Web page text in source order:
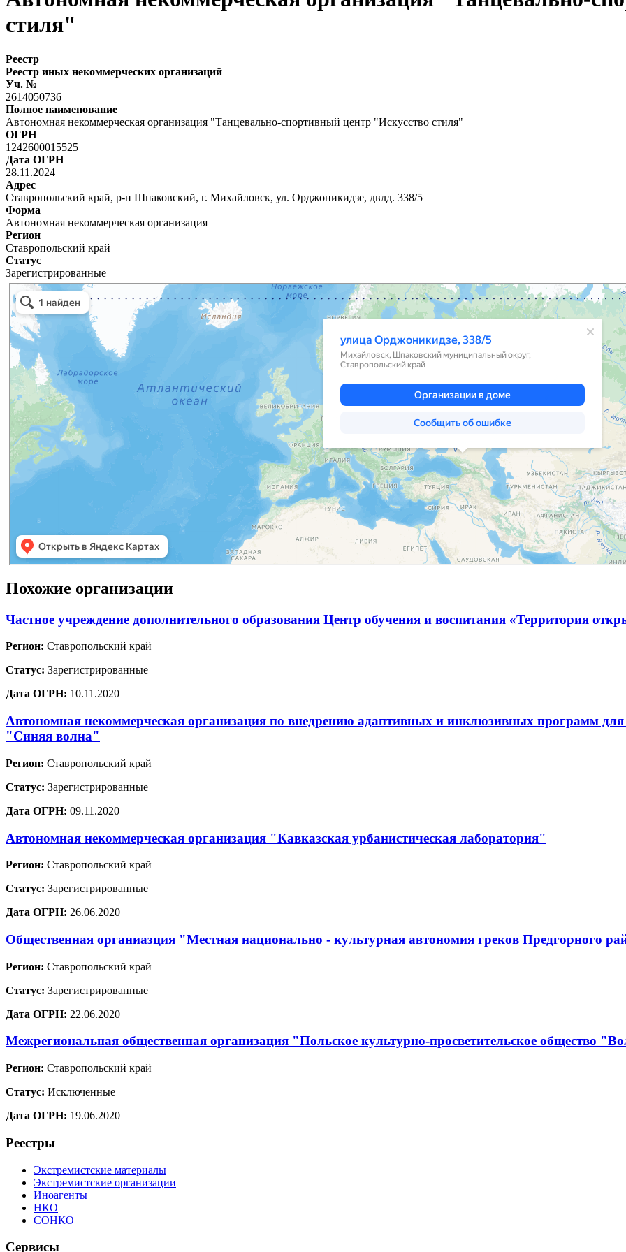
стиля"
Реестр
Реестр иных некоммерческих организаций
Уч. №
2614050736
Полное наименование
Автономная некоммерческая организация "Танцевально-спортивный центр "Искусство стиля"
ОГРН
1242600015525
Дата ОГРН
28.11.2024
Адрес
Ставропольский край, р-н Шпаковский, г. Михайловск, ул. Орджоникидзе, двлд. 338/5
Форма
Автономная некоммерческая организация
Регион
Ставропольский край
Статус
Зарегистрированные
Похожие организации
Частное учреждение дополнительного образования Центр обучения и воспитания «Территория
Регион: Ставропольский край
Статус: Зарегистрированные
Дата ОГРН: 10.11.2020
Автономная некоммерческая организация по внедрению адаптивных и инклюзивных программ для
"Синяя волна"
Регион: Ставропольский край
Статус: Зарегистрированные
Дата ОГРН: 09.11.2020
Автономная некоммерческая организация "Кавказская урбанистическая лаборатория"
Регион: Ставропольский край
Статус: Зарегистрированные
Дата ОГРН: 26.06.2020
Общественная органиазция "Местная национально - культурная автономия греков Предгорного
Регион: Ставропольский край
Статус: Зарегистрированные
Дата ОГРН: 22.06.2020
Межрегиональная общественная организация "Польское культурно-просветительское общество
Регион: Ставропольский край
Статус: Исключенные
Дата ОГРН: 19.06.2020
Реестры
Экстремистские материалы
Экстремистские организации
Иноагенты
НКО
СОНКО
Сервисы